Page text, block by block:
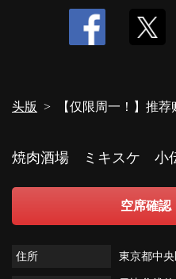
头版 【仅限周一！】推荐
焼肉酒場 ミキスケ 小
空席確認
住所 東京都中